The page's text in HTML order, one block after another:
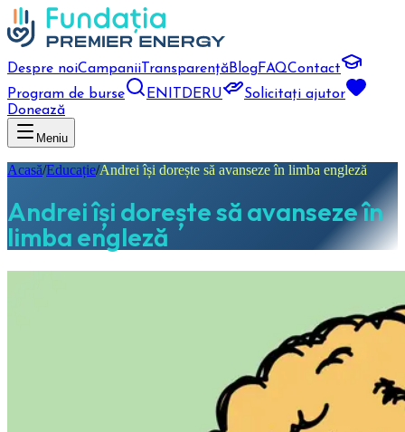
Despre noiCampanii TransparențăBlogFAQContact
Program de burse
EN DERU
Solicitați ajutor
Donează
Meniu
Acasă/Educație/Andrei își dorește să avanseze în limba engleză
Andrei își dorește să avanseze în
limba engleză